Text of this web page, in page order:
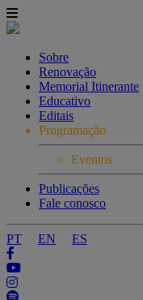
Sobre
Renovação
Memorial Itinerante
Educativo
Editais
Programação
Eventos
Publicações
Fale conosco
PT EN ES